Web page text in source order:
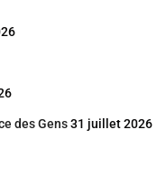
des Gens31 juillet 2026